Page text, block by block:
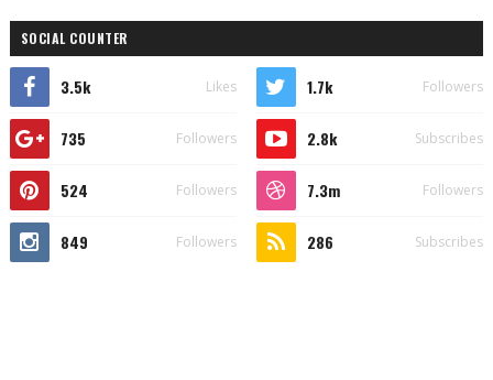
SOCIAL COUNTER
3.5k Likes 1.7k Followers
735 Followers 2.8k Subscribes
524 Followers 7.3m Followers
849 Followers 286 Subscribes